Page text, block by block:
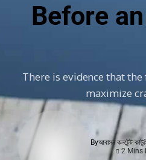
Before
There is evidence that
maximize
Byআবাসন কনটেন্ট
2 Mins